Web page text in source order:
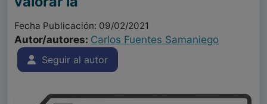
Fecha Publicación: 09/02/2021
Autor/autores: Carlos Fuentes Samaniego
Seguir al autor